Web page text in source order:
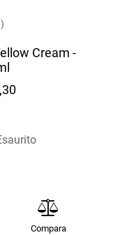
)
Cream -
Compara